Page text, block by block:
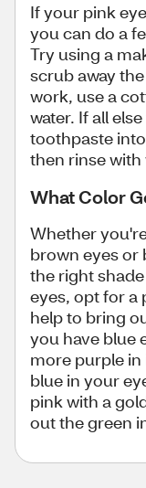
If your pink
you can do a
Try using a
scrub away
work, use a
water. If all
toothpaste
then rinse with
What Color
Whether
brown eyes or
the right
eyes, opt for a
help to bring
you have blue
more purple
blue in your
pink with a
out the green